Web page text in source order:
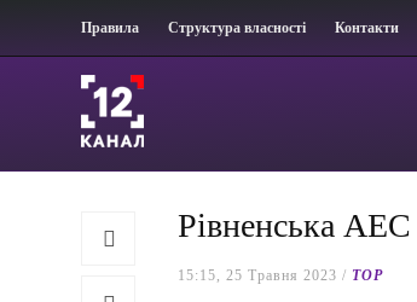
Правила Структура власності Контакти
Рівненська АЕС
15:15, 25 Травня 2023 / TOP